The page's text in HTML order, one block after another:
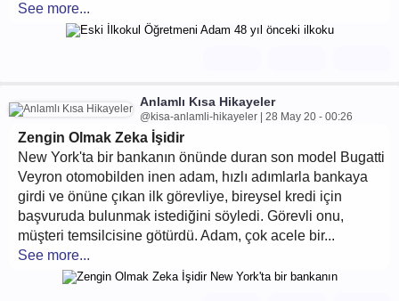
See more...
Anlamlı Kısa Hikayeler
@kisa-anlamli-hikayeler | 28 May 20 - 00:26
Zengin Olmak Zeka İşidir
New York'ta bir bankanın önünde duran son model Bugatti
Veyron otomobilden inen adam, hızlı adımlarla bankaya
girdi ve önüne çıkan ilk görevliye, bireysel kredi için
başvuruda bulunmak istediğini söyledi. Görevli onu,
müşteri temsilcisine götürdü. Adam, çok acele bir...
See more...